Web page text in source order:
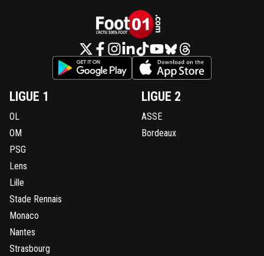
LIGUE 1
OL
OM
PSG
Lens
Lille
Stade Rennais
Monaco
Nantes
Strasbourg
LIGUE 2
ASSE
Bordeaux